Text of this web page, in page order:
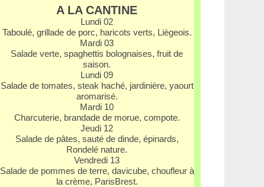
A LA CANTINE
Lundi 02
Taboulé, grillade de porc, haricots verts, Liègeois.
Mardi 03
Salade verte, spaghettis bolognaises, fruit de
saison.
Lundi 09
Salade de tomates, steak haché, jardinière, yaourt
aromarisé.
Mardi 10
Charcuterie, brandade de morue, compote.
Jeudi 12
Salade de pâtes, sauté de dinde, épinards,
Rondelé nature.
Vendredi 13
Salade de pommes de terre, davicube, chou­fleur à
la crème, Paris­Brest.